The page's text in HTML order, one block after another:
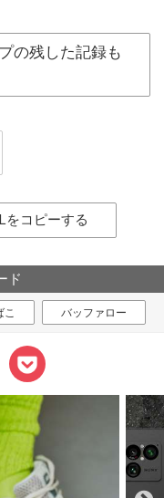
の残した記録も
をコピーする
ド
こ バッファロー